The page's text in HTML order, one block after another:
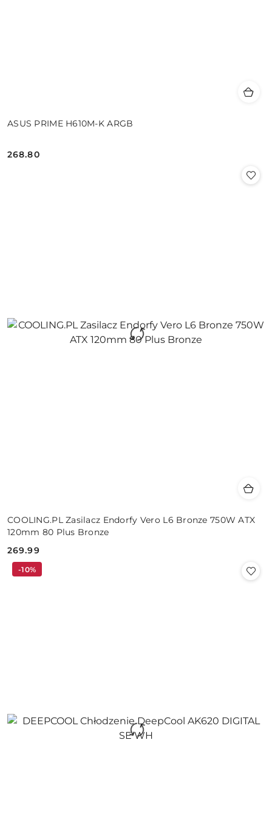
ASUS PRIME H610M-K ARGB
Cena:
268.80
COOLING.PL Zasilacz Endorfy Vero L6 Bronze 750W ATX
120mm 80 Plus Bronze
Cena:
269.99
-10%